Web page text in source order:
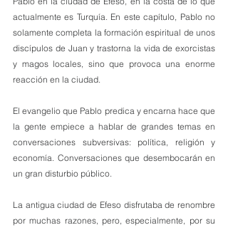
actualmente es Turquía. En este capítulo, Pablo no
solamente completa la formación espiritual de unos
discípulos de Juan y trastorna la vida de exorcistas
y magos locales, sino que provoca una enorme
reacción en la ciudad.
El evangelio que Pablo predica y encarna hace que
la gente empiece a hablar de grandes temas en
conversaciones subversivas: política, religión y
economía. Conversaciones que desembocarán en
un gran disturbio público.
La antigua ciudad de Efeso disfrutaba de renombre
por muchas razones, pero, especialmente, por su